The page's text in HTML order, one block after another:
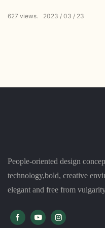
2023 03 23
627 views.
People-oriented design
technology,bold, creative
elegant and free from